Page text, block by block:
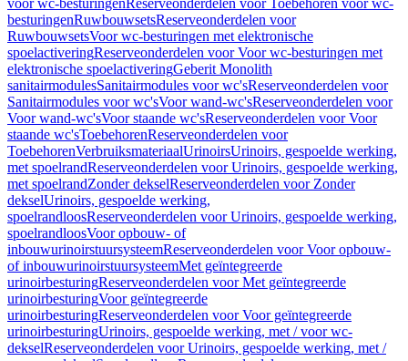
voor wc-besturingenReserveonderdelen voor Toebehoren voor wc-
besturingenRuwbouwsetsReserveonderdelen voor
RuwbouwsetsVoor wc-besturingen met elektronische
spoelactiveringReserveonderdelen voor Voor wc-besturingen met
elektronische spoelactiveringGeberit Monolith
sanitairmodulesSanitairmodules voor wc'sReserveonderdelen voor
Sanitairmodules voor wc'sVoor wand-wc'sReserveonderdelen voor
Voor wand-wc'sVoor staande wc'sReserveonderdelen voor Voor
staande wc'sToebehorenReserveonderdelen voor
ToebehorenVerbruiksmateriaalUrinoirsUrinoirs, gespoelde werking,
met spoelrandReserveonderdelen voor Urinoirs, gespoelde werking,
met spoelrandZonder dekselReserveonderdelen voor Zonder
dekselUrinoirs, gespoelde werking,
spoelrandloosReserveonderdelen voor Urinoirs, gespoelde werking,
spoelrandloosVoor opbouw- of
inbouwurinoirstuursysteemReserveonderdelen voor Voor opbouw-
of inbouwurinoirstuursysteemMet geïntegreerde
urinoirbesturingReserveonderdelen voor Met geïntegreerde
urinoirbesturingVoor geïntegreerde
urinoirbesturingReserveonderdelen voor Voor geïntegreerde
urinoirbesturingUrinoirs, gespoelde werking, met / voor wc-
dekselReserveonderdelen voor Urinoirs, gespoelde werking, met /